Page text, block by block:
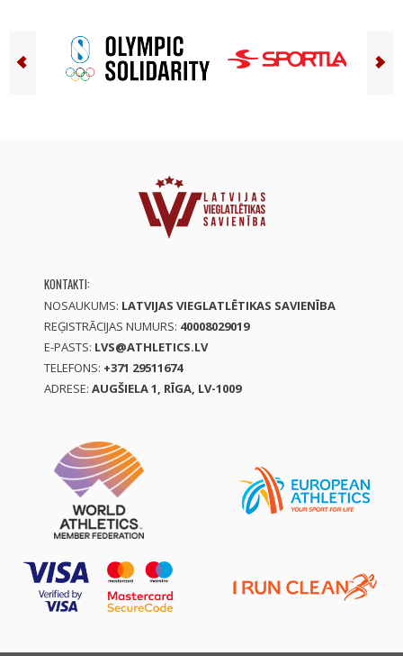
KONTAKTI:
NOSAUKUMS: LATVIJAS VIEGLATLĒTIKAS SAVIENĪBA
REĢISTRĀCIJAS NUMURS: 40008029019
E-PASTS: LVS@ATHLETICS.LV
TELEFONS: +371 29511674
ADRESE: AUGŠIELA 1, RĪGA, LV-1009